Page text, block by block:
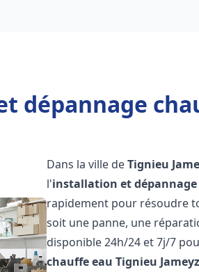
dépannage
Dans la ville deTignieu
l'installation et dépannage
rapidement pour résoudre
soit une panne, une
disponible 24h/24 et 7j/7
chauffe eau Tignieu